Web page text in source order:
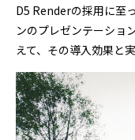
D5 Renderの採用に至
ンのプレゼンテーショ
えて、その導入効果と